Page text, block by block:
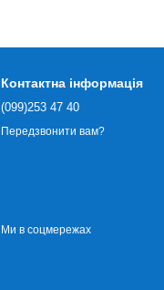
Контактна інформація
(099)253 47 40
Передзвонити вам?
Ми в соцмережах